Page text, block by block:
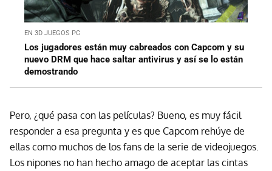
EN 3D JUEGOS PC
Los jugadores están muy cabreados con Capcom y su
nuevo DRM que hace saltar antivirus y así se lo están
demostrando
Pero, ¿qué pasa con las películas? Bueno, es muy fácil
responder a esa pregunta y es que Capcom rehúye de
ellas como muchos de los fans de la serie de videojuegos.
Los nipones no han hecho amago de aceptar las cintas